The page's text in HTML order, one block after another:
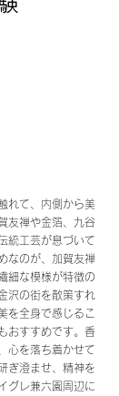
れて、内側から美
友禅や金箔、九谷
統工芸が息づいて
なのが、加賀友禅
細な模様が特徴の
沢の街を散策すれ
を全身で感じるこ
おすすめです。香
心を落ち着かせて
ぎ澄ませ、精神を
グレ兼六園周辺に